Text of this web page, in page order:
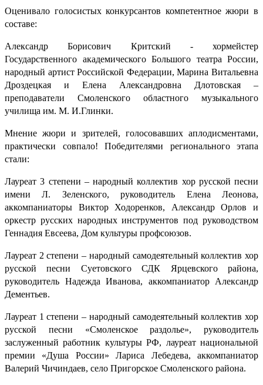
Оценивало голосистых конкурсантов компетентное жюри в
составе:
Александр Борисович Критский - хормейстер
Государственного академического Большого театра России,
народный артист Российской Федерации, Марина Витальевна
Дроздецкая и Елена Александровна Длотовская –
преподаватели Смоленского областного музыкального
училища им. М. И.Глинки.
Мнение жюри и зрителей, голосовавших аплодисментами,
практически совпало! Победителями регионального этапа
стали:
Лауреат 3 степени – народный коллектив хор русской песни
имени Л. Зеленского, руководитель Елена Леонова,
аккомпаниаторы Виктор Ходоренков, Александр Орлов и
оркестр русских народных инструментов под руководством
Геннадия Евсеева, Дом культуры профсоюзов.
Лауреат 2 степени – народный самодеятельный коллектив хор
русской песни Суетовского СДК Ярцевского района,
руководитель Надежда Иванова, аккомпаниатор Александр
Дементьев.
Лауреат 1 степени – народный самодеятельный коллектив хор
русской песни «Смоленское раздолье», руководитель
заслуженный работник культуры РФ, лауреат национальной
премии «Душа России» Лариса Лебедева, аккомпаниатор
Валерий Чичиндаев, село Пригорское Смоленского района.